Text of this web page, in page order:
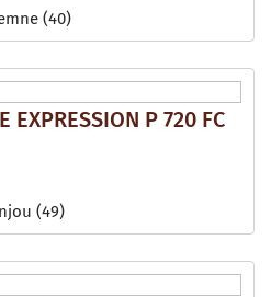
(40)
P 720 FC
(49)